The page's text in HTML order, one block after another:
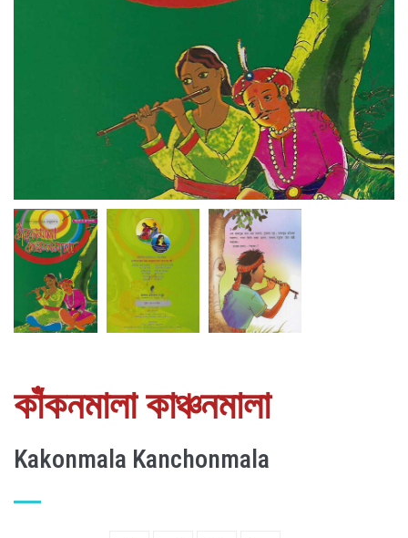
কাঁকনমালা কাঞ্চনমালা
Kakonmala Kanchonmala